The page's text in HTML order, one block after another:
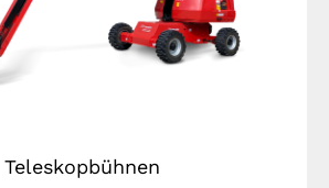
Teleskopbühnen